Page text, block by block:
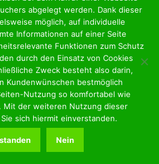
Kontakt
Jungheit
abgelegt werden. Dank dieser
möglich, auf individuelle
Informationen auf einer Seite
Funktionen zum Schutz
durch den Einsatz von Cookies
Zweck besteht also darin,
Kundenwünschen bestmöglich
Nutzung so komfortabel wie
Mit der weiteren Nutzung dieser
sich hiermit einverstanden.
Nein